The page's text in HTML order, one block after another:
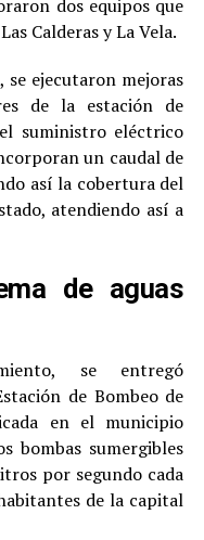
dos equipos que
Calderas y La Vela.
ejecutaron mejoras
de la estación de
suministro eléctrico
un caudal de
así la cobertura del
atendiendo así a
de aguas
se entregó
de Bombeo de
en el municipio
bombas sumergibles
por segundo cada
de la capital